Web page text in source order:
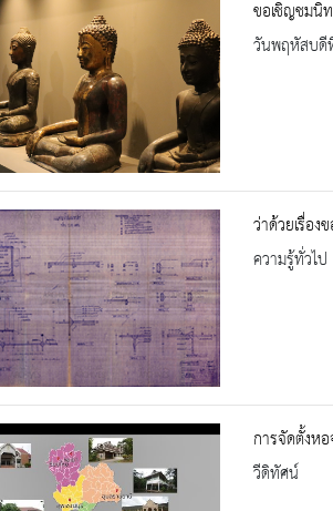
ขอเชิญชมนิ
วันพฤหัสบดี
ว่าด้วยเรื่อ
ความรู้ทั่วไป
การจัดตั้งห
วีดิทัศน์